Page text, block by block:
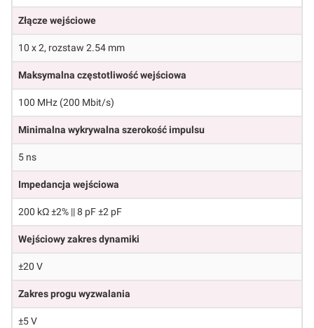
Złącze wejściowe
10 x 2, rozstaw 2.54 mm
Maksymalna częstotliwość wejściowa
100 MHz (200 Mbit/s)
Minimalna wykrywalna szerokość impulsu
5 ns
Impedancja wejściowa
200 kΩ ±2% || 8 pF ±2 pF
Wejściowy zakres dynamiki
±20 V
Zakres progu wyzwalania
±5 V